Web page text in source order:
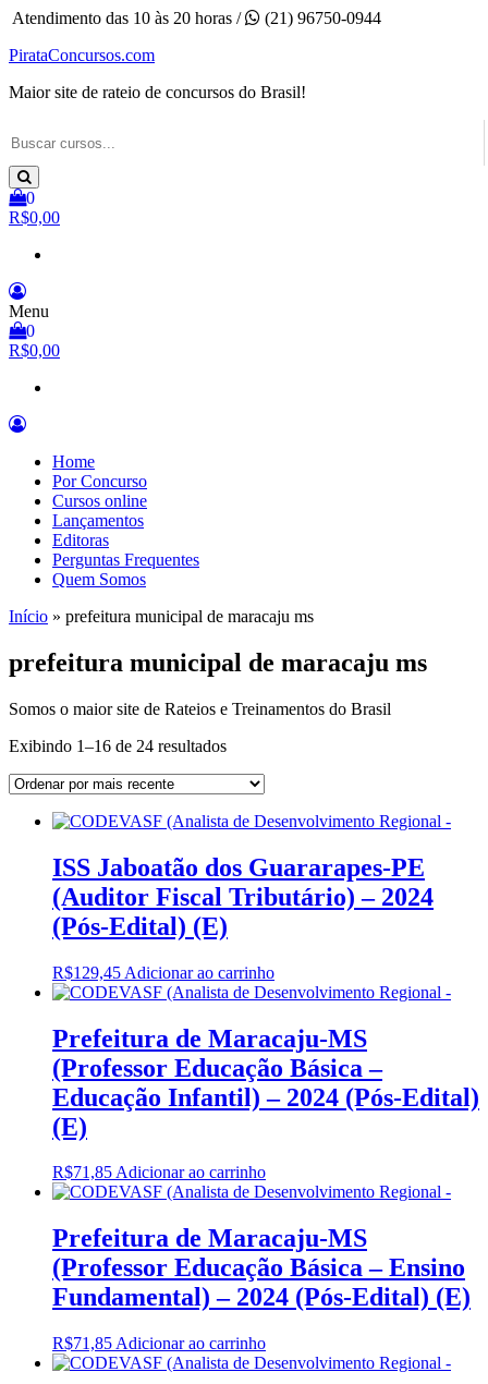
Pular
o
Atendimento das 10 às 20 horas /
(21) 96750-0944
PirataConcursos.com
Maior site de rateio de concursos do Brasil!
0
R$0,00
Menu
0
R$0,00
Home
Por Concurso
Cursos online
Lançamentos
Editoras
Perguntas Frequentes
Quem Somos
Início » prefeitura municipal de maracaju ms
prefeitura municipal de maracaju ms
Somos o maior site de Rateios e Treinamentos do Brasil
Exibindo 1–16 de 24 resultadosSorted
latest
ISS Jaboatão dos Guararapes-PE
(Auditor Fiscal Tributário) – 2024
(Pós-Edital) (E)
R$129,45 Adicionar ao carrinho
Prefeitura de Maracaju-MS
(Professor Educação Básica –
Educação Infantil) – 2024 (Pós-Edital)
(E)
R$71,85Adicionar ao carrinho
Prefeitura de Maracaju-MS
(Professor Educação Básica – Ensino
Fundamental) – 2024 (Pós-Edital) (E)
R$71,85 Adicionar ao carrinho